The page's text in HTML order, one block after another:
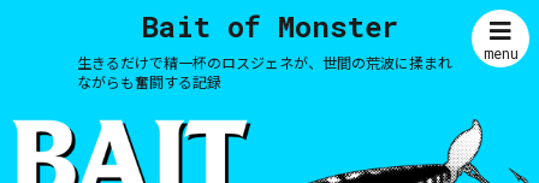
Bait of Monster
生きるだけで精一杯のロスジェネが、世間の荒波に揉まれ
ながらも奮闘する記録
menu